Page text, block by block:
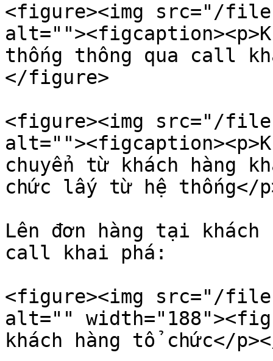
<figure><img src="/files/
thống thông qua call
</figure>
<figure><img src="/files/
chuyển từ khách hàng
chức lấy từ hệ thống</
Lên đơn hàng tại
call khai phá:
<figure><img src="/files/
alt=""
khách hàng tổ chức</